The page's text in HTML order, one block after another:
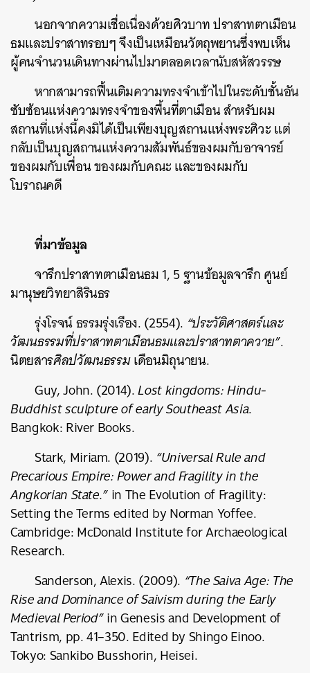
นอกจากความเชื่อเนื่องด้วยศิวบาท ปราสาทตาเมือน
ธมและปราสาทรอบๆ จึงเป็นเหมือนวัตถุพยานซึ่งพบเห็น
ผู้คนจำนวนเดินทางผ่านไปมาตลอดเวลานับสหัสวรรษ
หากสามารถฟื้นเติมความทรงจำเข้าไปในระดับชั้นอัน
ซับซ้อนแห่งความทรงจำของพื้นที่ตาเมือน สำหรับผม
สถานที่แห่งนี้คงมิได้เป็นเพียงบุญสถานแห่งพระศิวะ แต่
กลับเป็นบุญสถานแห่งความสัมพันธ์ของผมกับอาจารย์
ของผมกับเพื่อน ของผมกับคณะ และของผมกับ
โบราณคดี
ที่มาข้อมูล
จารึกปราสาทตาเมือนธม 1, 5 ฐานข้อมูลจารึก ศูนย์
มานุษยวิทยาสิรินธร
รุ่งโรจน์ ธรรมรุ่งเรือง. (2554). “ประวัติศาสตร์และ
วัฒนธรรมที่ปราสาทตาเมือนธมและปราสาทตาควาย”.
นิตยสารศิลปวัฒนธรรมเดือนมิถุนายน.
Guy, John. (2014).Lost kingdoms: Hindu-
Buddhist sculpture of early Southeast Asia.
Bangkok: River Books.
Stark, Miriam. (2019). “Universal Rule and
Precarious Empire: Power and Fragility in the
Angkorian State.”in The Evolution of Fragility:
Setting the Terms edited by Norman Yoffee.
Cambridge: McDonald Institute for Archaeological
Research.
Sanderson, Alexis. (2009). “The Saiva Age: The
Rise and Dominance of Saivism during the Early
Medieval Period”in Genesis and Development of
Tantrism, pp. 41–350. Edited by Shingo Einoo.
Tokyo: Sankibo Busshorin, Heisei.